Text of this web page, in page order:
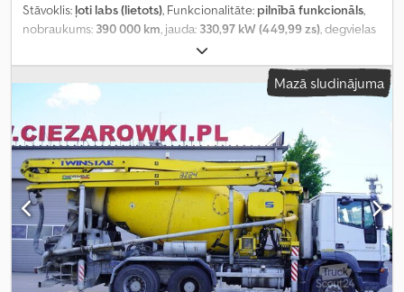
Stāvoklis: ļoti labs (lietots), Funkcionalitāte: pilnībā funkcionāls,
nobraukums: 390 000 km , jauda: 330,97 kW (449,99 zs) , degvielas
, tukšais svars:
kravnesība:13 190 kg, kopējais svars:26 000 kg, asu konfigurācija:
6x4, riteņu bāze: , vadītāja kabīne:dienas
kabīne
, pārnesuma veids:
Ražošanas gads:2009, Aprīkojums:AdBlue, Tahogrāfs,
diferenciāļa bloķētājs, gaisa kondicionēšana, kruīza kontrole
Mazā sludinājuma